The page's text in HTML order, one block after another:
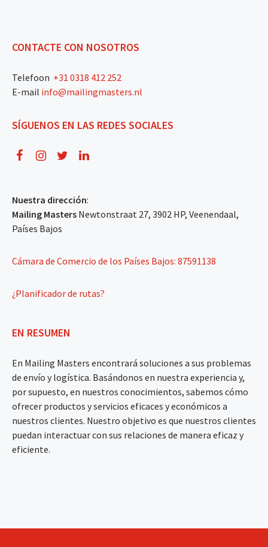
CONTACTE CON NOSOTROS
Telefoon +31 0318 412 252
E-mail info@mailingmasters.nl
SÍGUENOS EN LAS REDES SOCIALES
Nuestra dirección:
Mailing Masters Newtonstraat 27, 3902 HP, Veenendaal,
Países Bajos
Cámara de Comercio de los Países Bajos: 87591138
¿Planificador de rutas?
EN RESUMEN
En Mailing Masters encontrará soluciones a sus problemas
de envío y logística. Basándonos en nuestra experiencia y,
por supuesto, en nuestros conocimientos, sabemos cómo
ofrecer productos y servicios eficaces y económicos a
nuestros clientes. Nuestro objetivo es que nuestros clientes
puedan interactuar con sus relaciones de manera eficaz y
eficiente.